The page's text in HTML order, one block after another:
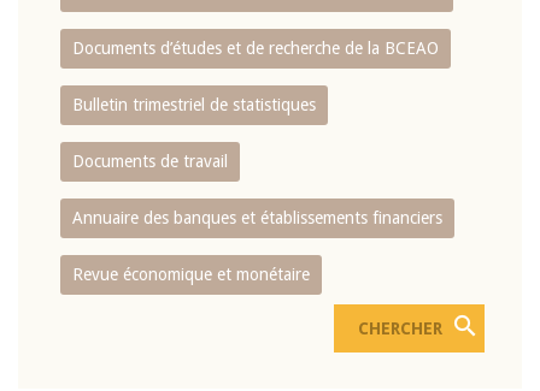
Documents d’études et de recherche de la BCEAO
Bulletin trimestriel de statistiques
Documents de travail
Annuaire des banques et établissements financiers
Revue économique et monétaire